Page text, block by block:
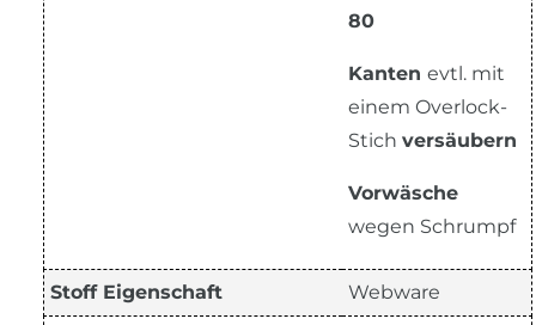
80
Kanten evtl. mit
einem Overlock-
Stich versäubern
Vorwäsche
wegen Schrumpf
Stoff Eigenschaft Webware